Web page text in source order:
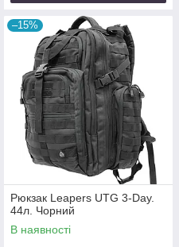
–15%
Рюкзак Leapers UTG 3-Day.
44л. Чорний
В наявності